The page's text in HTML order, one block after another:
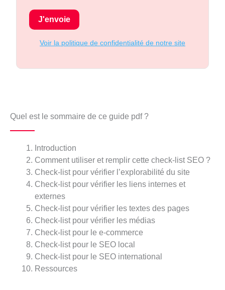
J'envoie
Voir la politique de confidentialité de notre site
Quel est le sommaire de ce guide pdf ?
Introduction
Comment utiliser et remplir cette check-list SEO ?
Check-list pour vérifier l’explorabilité du site
Check-list pour vérifier les liens internes et
externes
Check-list pour vérifier les textes des pages
Check-list pour vérifier les médias
Check-list pour le e-commerce
Check-list pour le SEO local
Check-list pour le SEO international
Ressources